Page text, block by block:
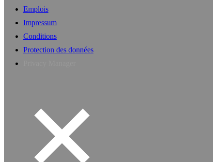
Emplois
Impressum
Conditions
Protection des données